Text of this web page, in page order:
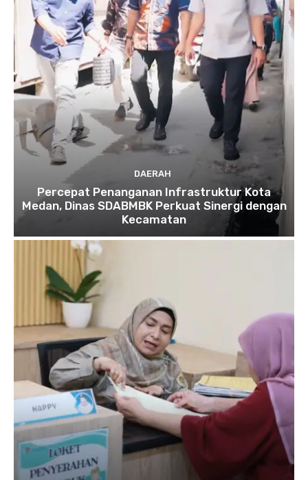
DAERAH
Percepat Penanganan Infrastruktur Kota
Medan, Dinas SDABMBK Perkuat Sinergi dengan
Kecamatan